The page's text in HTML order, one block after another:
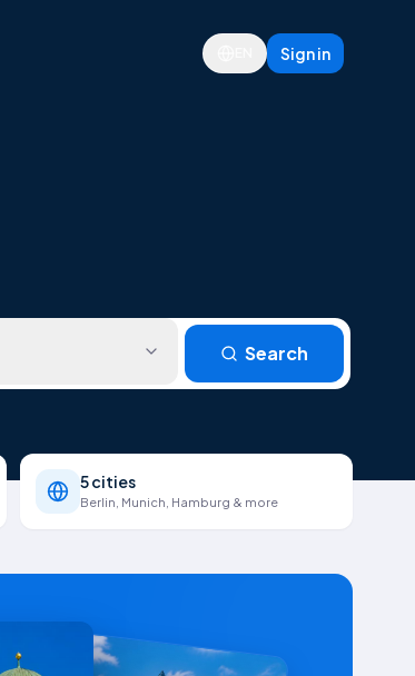
Sign in
Search
5 cities
Berlin, Munich, Hamburg & more